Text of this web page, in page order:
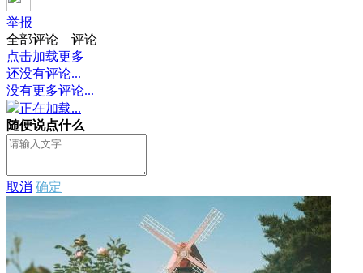
举报
全部评论
评论
点击加载更多
还没有评论...
没有更多评论...
正在加载...
随便说点什么
取消 确定